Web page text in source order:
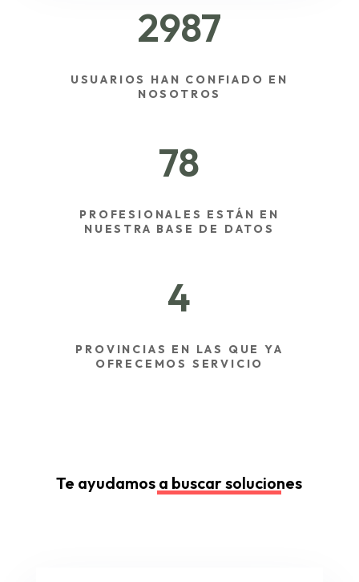
2987
USUARIOS HAN CONFIADO EN
NOSOTROS
78
PROFESIONALES ESTÁN EN
NUESTRA BASE DE DATOS
4
PROVINCIAS EN LAS QUE YA
OFRECEMOS SERVICIO
Te ayudamos a buscar soluciones